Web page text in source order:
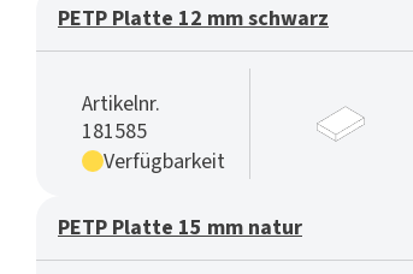
PETP Platte 12 mm schwarz
Artikelnr.
181585
Verfügbarkeit
PETP Platte 15 mm natur